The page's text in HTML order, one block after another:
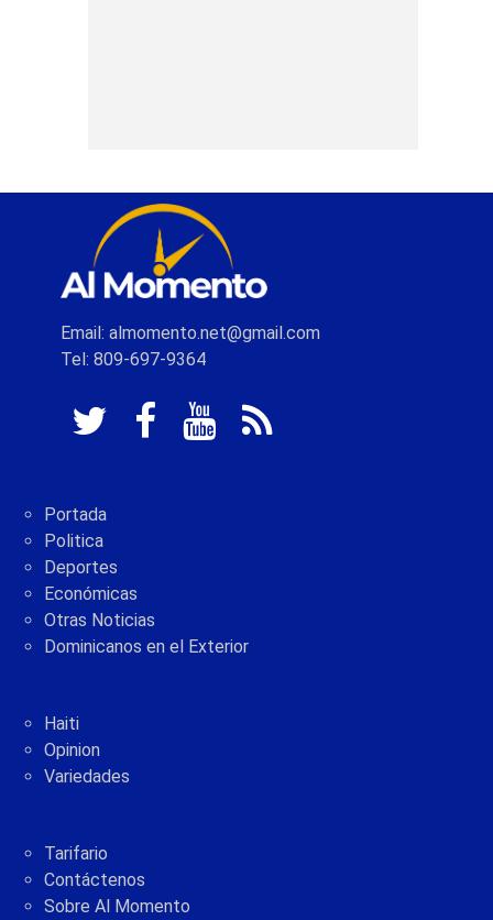
Email: almomento.net@gmail.com
Tel: 809-697-9364
Portada
Politica
Deportes
Económicas
Otras Noticias
Dominicanos en el Exterior
Haiti
Opinion
Variedades
Tarifario
Contáctenos
Sobre Al Momento